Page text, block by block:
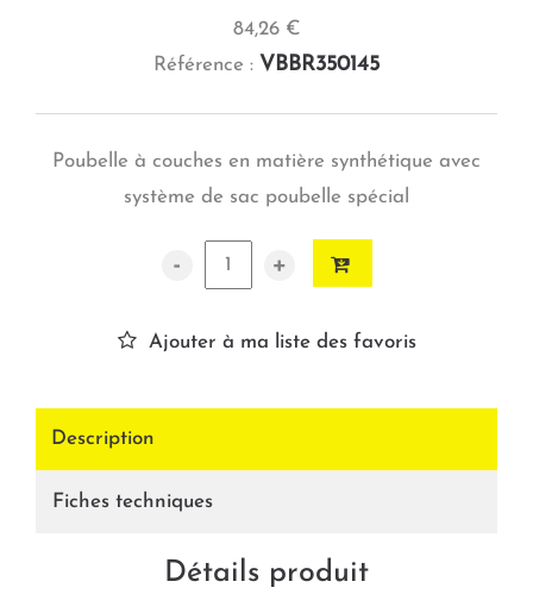
84,26 €
Référence : VBBR350145
Poubelle à couches en matière synthétique avec
système de sac poubelle spécial
- +
Ajouter à ma liste des favoris
Description
Fiches techniques
Détails produit